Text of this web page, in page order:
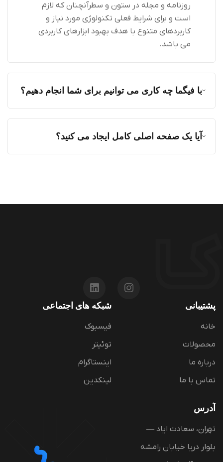
روزنامه و مجله در ستون و سطرآنچنان که لازم
است و برای شرایط فعلی تکنولوژی مورد نیاز و
کاربردهای متنوع با هدف بهبود ابزارهای کاربردی
می باشد.
با فیگما چه کاری می توانیم برای شما انجام دهیم؟
آیا یک صفحه اصلی کامل ایجاد می کنید؟
پشتیبانی
خانه
محصولات
درباره ما
تماس با ما
شبکه های اجتماعی
فیسبوک
توئیتر
اینستاگرام
لینکدین
آدرس
تهران، سعادت ایاد —
بلوار دریا خیابان رامشه